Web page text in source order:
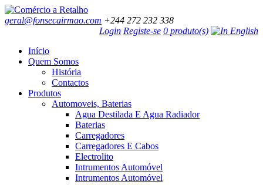
geral@fonsecairmao.com +244 272 232 338
Login Registe-se 0 produto(s)
Início
Quem Somos
História
Contactos
Produtos
Automoveis, Baterias
Agua Destilada E Agua Radiador
Baterias
Carregadores
Carregadores E Cabos
Electrolito
Intrumentos Automóvel
Intrumentos Automóvel